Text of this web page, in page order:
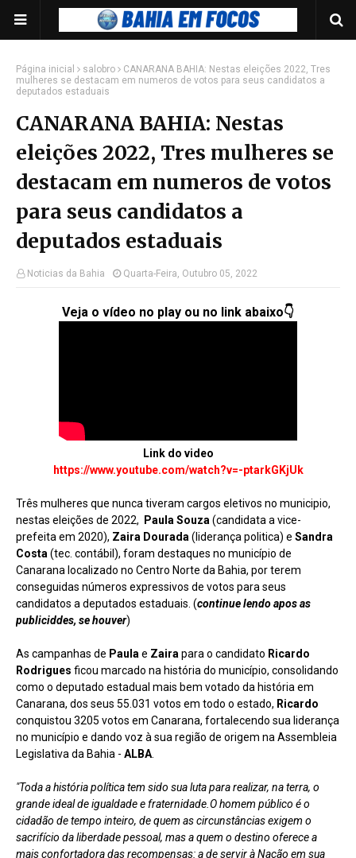
Página inicial salobro
CANARANA BAHIA: Nestas eleições 2022, Tres
mulheres se destacam em numeros de votos para seus candidatos a
deputados estaduais
CANARANA BAHIA: Nestas
eleições 2022, Tres mulheres se
destacam em numeros de votos
para seus candidatos a
deputados estaduais
Noticias da Bahia Quarta-Feira, Outubro 05, 2022
Veja o vídeo no play ou no link abaixo👇
Link do video
https://www.youtube.com/watch?v=-ptarkGKjUk
Três mulheres que nunca tiveram cargos eletivos no municipio,
nestas eleições de 2022,
Paula Souza (candidata a vice-
prefeita em 2020), Zaira Dourada (liderança politica) e Sandra
Costa (tec. contábil), foram destaques no município de
Canarana localizado no Centro Norte da Bahia, por terem
conseguidas números expressivos de votos para seus
candidatos a deputados estaduais. (continue lendo apos as
publiciddes, se houver)
As campanhas de Paula e Zaira para o candidato Ricardo
Rodrigues ficou marcado na história do município, consolidando
como o deputado estadual mais bem votado da história em
Canarana, dos seus 55.031 votos em todo o estado, Ricardo
conquistou 3205 votos em Canarana, fortalecendo sua liderança
no município e dando voz à sua região de origem na Assembleia
Legislativa da Bahia - ALBA
"Toda a história política tem sido sua luta para realizar, na terra, o
grande ideal de igualdade e fraternidade.O homem público é o
cidadão de tempo inteiro, de quem as circunstâncias exigem o
sacrifício da liberdade pessoal, mas a quem o destino oferece a
mais confortadora das recompensas: a de servir à Nação em sua